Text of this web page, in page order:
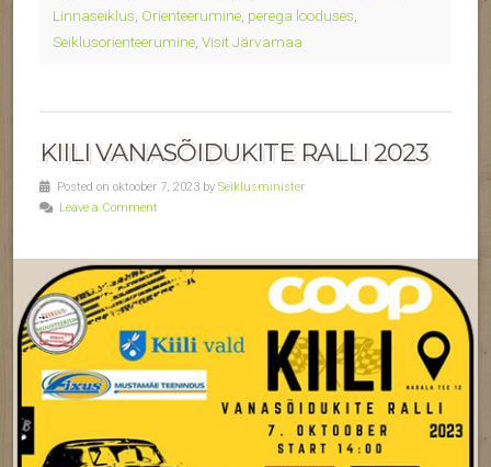
Linnaseiklus, Orienteerumine, perega looduses,
Seiklusorienteerumine, Visit Järvamaa
KIILI VANASÕIDUKITE RALLI 2023
Posted on oktoober 7, 2023 by Seiklusminister
Leave a Comment